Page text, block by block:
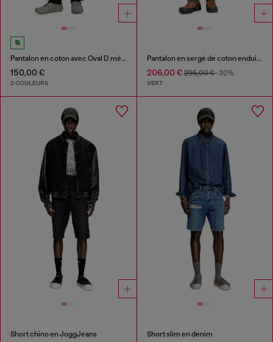
Pantalon en coton avec Oval D métallique
150,00 €
2 COULEURS
Pantalon en sergé de coton enduit avec sangle de motard
206,00 €295,00 €-30%
VERT
Short chino en JoggJeans Short slim en denim